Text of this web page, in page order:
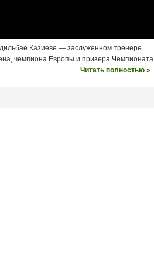
Казиеве — заслуженном тренере
чемпиона Европы и призера Чемпионата
Читать полностью »